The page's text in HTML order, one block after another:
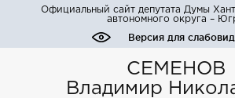
Официальный сайт депутата Думы
автономного округа –
Версия для
СЕМЕНОВ
Владимир